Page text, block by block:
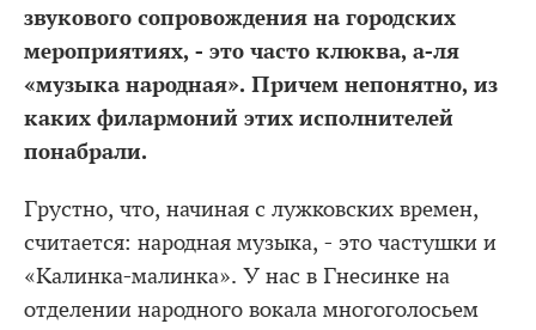
звукового сопровождения на городских
мероприятиях, - это часто клюква, а-ля
«музыка народная». Причем непонятно, из
каких филармоний этих исполнителей
понабрали.
Грустно, что, начиная с лужковских времен,
считается: народная музыка, - это частушки и
«Калинка-малинка». У нас в Гнесинке на
отделении народного вокала многоголосьем